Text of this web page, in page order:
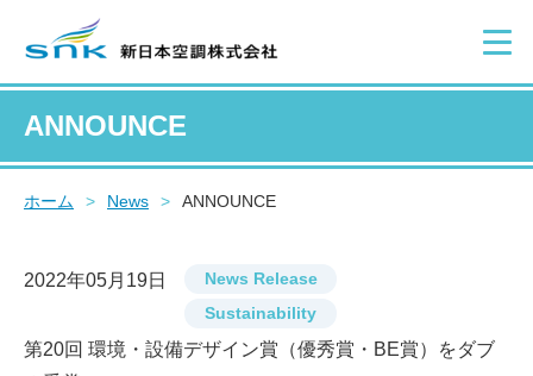
ANNOUNCE
ホーム > News > ANNOUNCE
2022年05月19日
News Release
Sustainability
第20回 環境・設備デザイン賞（優秀賞・BE賞）をダブ